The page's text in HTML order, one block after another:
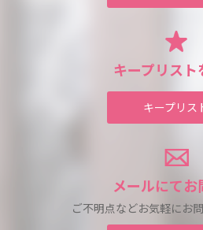
キープリスト
キープリス
メールにてお
ご不明点などお気軽にお